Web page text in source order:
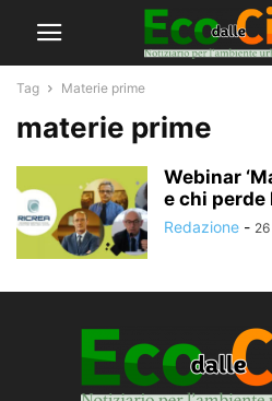
Tag Materie prime
materie prime
Webinar
e chi perde
Redazione -